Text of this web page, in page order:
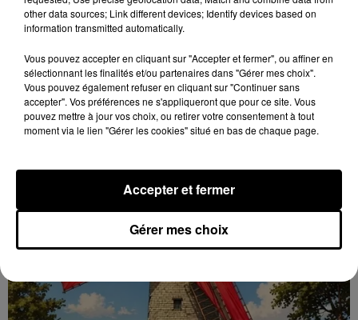
16h58
Dimanche 13 septembre à 8h30 à Gommerville :
Randonnée pédestre. Deux parcours au choix.
Inscription obligatoire.
other data sources; Link different devices; Identify devices based on
information transmitted automatically.
Vous pouvez accepter en cliquant sur "Accepter et fermer", ou affiner en
sélectionnant les finalités et/ou partenaires dans "Gérer mes choix".
Vous pouvez également refuser en cliquant sur "Continuer sans
accepter". Vos préférences ne s'appliqueront que pour ce site. Vous
pouvez mettre à jour vos choix, ou retirer votre consentement à tout
moment via le lien "Gérer les cookies" situé en bas de chaque page.
Gérer mes choix
Accepter et fermer